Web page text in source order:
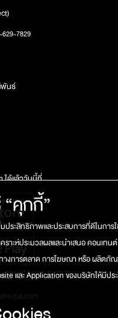
7829
นธ์
ได้แล้ววันนี้ที่
าการใช้งาน
“คุกกี้”
ประสิทธิภาพและประสบการที่ดีในการ
าะห์ประมวลผลและนำเสนอ คอนเทน
างการตลาด การโฆษณา หรือ ผลิต
และ Application ของบริษัทให้มีป